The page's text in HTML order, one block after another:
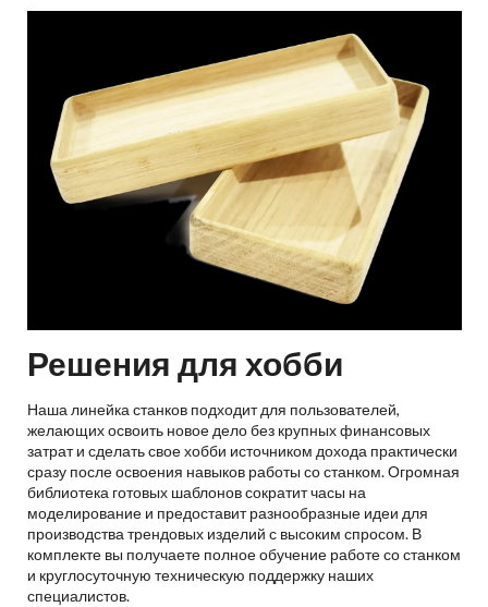
Решения для хобби
Наша линейка станков подходит для пользователей,
желающих освоить новое дело без крупных финансовых
затрат и сделать свое хобби источником дохода практически
сразу после освоения навыков работы со станком. Огромная
библиотека готовых шаблонов сократит часы на
моделирование и предоставит разнообразные идеи для
производства трендовых изделий с высоким спросом. В
комплекте вы получаете полное обучение работе со станком
и круглосуточную техническую поддержку наших
специалистов.